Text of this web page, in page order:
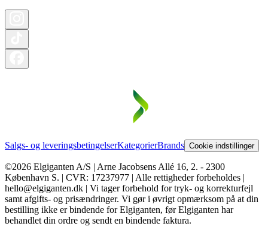
Salgs- og leveringsbetingelserKategorierBrands Cookie indstillinger
©2026 Elgiganten A/S | Arne Jacobsens Allé 16, 2. - 2300
København S. | CVR: 17237977 | Alle rettigheder forbeholdes |
hello@elgiganten.dk | Vi tager forbehold for tryk- og korrekturfejl
samt afgifts- og prisændringer. Vi gør i øvrigt opmærksom på at din
bestilling ikke er bindende for Elgiganten, før Elgiganten har
behandlet din ordre og sendt en bindende faktura.